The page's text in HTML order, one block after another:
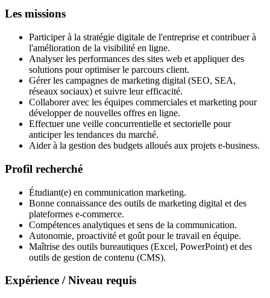
Les missions
Participer à la stratégie digitale de l'entreprise et contribuer à
l'amélioration de la visibilité en ligne.
Analyser les performances des sites web et appliquer des
solutions pour optimiser le parcours client.
Gérer les campagnes de marketing digital (SEO, SEA,
réseaux sociaux) et suivre leur efficacité.
Collaborer avec les équipes commerciales et marketing pour
développer de nouvelles offres en ligne.
Effectuer une veille concurrentielle et sectorielle pour
anticiper les tendances du marché.
Aider à la gestion des budgets alloués aux projets e-business.
Profil recherché
Étudiant(e) en communication marketing.
Bonne connaissance des outils de marketing digital et des
plateformes e-commerce.
Compétences analytiques et sens de la communication.
Autonomie, proactivité et goût pour le travail en équipe.
Maîtrise des outils bureautiques (Excel, PowerPoint) et des
outils de gestion de contenu (CMS).
Expérience / Niveau requis